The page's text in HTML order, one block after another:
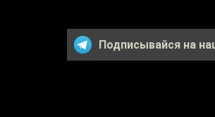
Подписывайся на